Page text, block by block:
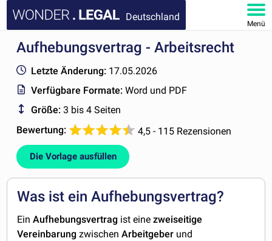
Deutschland
Menü
HOMEPAGE
DOKUMENTE
FAQ
Aufhebungsvertrag - Arbeitsrecht
Letzte Änderung: 17.05.2026
Verfügbare Formate:Word und PDF
Größe: 3 bis 4 Seiten
Bewertung:
4,5 - 115 Rezensionen
Die Vorlage ausfüllen
Was ist ein Aufhebungsvertrag?
EinAufhebungsvertrag ist einezweiseitige
Vereinbarung zwischenArbeitgeber und